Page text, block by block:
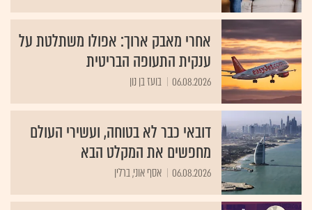
אחרי מאבק ארוך: אפולו משתלטת על
ענקית התעופה הבריטית
06.08.2026 בועז בן נון
דובאי כבר לא בטוחה, ועשירי העולם
מחפשים את המקלט הבא
06.08.2026 אסף אוני, ברלין